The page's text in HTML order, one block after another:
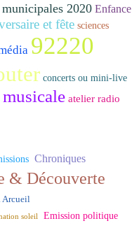
municipales 2020 Enfance
et fête sciences
92220
concerts ou mini-live
atelier radio
Chroniques
& Découverte
Arcueil
soleil Emission politique